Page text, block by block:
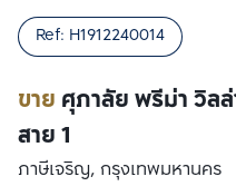
ขาย ศุภาลัย พรีม่า วิล
สาย 1
Ref: H1912240014
ภาษีเจริญ, กรุงเทพมหานคร
เปรียบเทียบ